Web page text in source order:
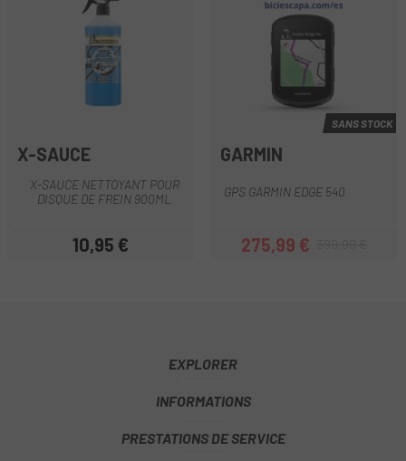
X-SAUCE
X-SAUCE NETTOYANT POUR
DISQUE DE FREIN 900ML
Prix
10,95 €
SANS STOCK
GARMIN
GPS GARMIN EDGE 540
Prix
275,99 €Prix habituel
EXPLORER
INFORMATIONS
PRESTATIONS DE SERVICE